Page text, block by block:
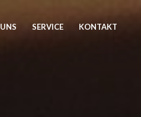
SERVICE KONTAKT